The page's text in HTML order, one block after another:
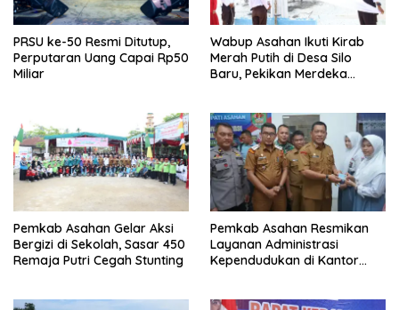
PRSU ke-50 Resmi Ditutup,
Perputaran Uang Capai Rp50
Miliar
Wabup Asahan Ikuti Kirab
Merah Putih di Desa Silo
Baru, Pekikan Merdeka
Pemkab Asahan Gelar Aksi
Bergizi di Sekolah, Sasar 450
Remaja Putri Cegah Stunting
Pemkab Asahan Resmikan
Layanan Administrasi
Kependudukan di Kantor